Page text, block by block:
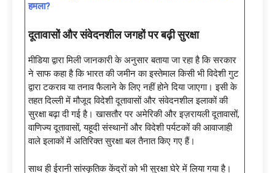
हमला?
दूतावासों और संवेदनशील जगहों पर बढ़ी सुरक्षा
मीडिया द्वारा मिली जानकारी के अनुसार बताया जा रहा है कि सरकार
ने साफ कहा है कि भारत की जमीन का इस्तेमाल किसी भी विदेशी गुट
द्वारा टकराव या तनाव फैलाने के लिए नहीं होने दिया जाएगा। इसी के
तहत दिल्ली में मौजूद विदेशी दूतावासों और संवेदनशील इलाकों की
सुरक्षा बढ़ा दी गई है। खासतौर पर अमेरिकी और इज़रायली दूतावासों,
वाणिज्य दूतावासों, यहूदी संस्थानों और विदेशी पर्यटकों की आवाजाही
वाले इलाकों में अतिरिक्त सुरक्षा बल तैनात किए गए हैं।
साथ ही ईरानी सांस्कृतिक केंद्रों को भी सुरक्षा घेरे में लिया गया है।